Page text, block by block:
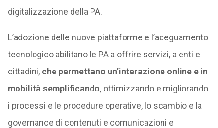
digitalizzazione della PA.
L’adozione delle nuove piattaforme e l’adeguamento
tecnologico abilitano le PA a offrire servizi, a enti e
cittadini, che permettano un’interazione online e in
mobilità semplificando, ottimizzando e migliorando
i processi e le procedure operative, lo scambio e la
governance di contenuti e comunicazioni e